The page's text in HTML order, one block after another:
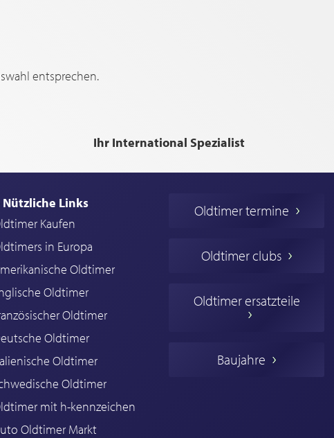
entsprechen.
Ihr International Spezialist
Nützliche Links
Kaufen
in Europa
Oldtimer
Oldtimer
Oldtimer
Oldtimer
Oldtimer
Oldtimer
mit h-kennzeichen
Oldtimer Markt
Oldtimer termine
Oldtimer clubs
Oldtimer ersatzteile
Baujahre